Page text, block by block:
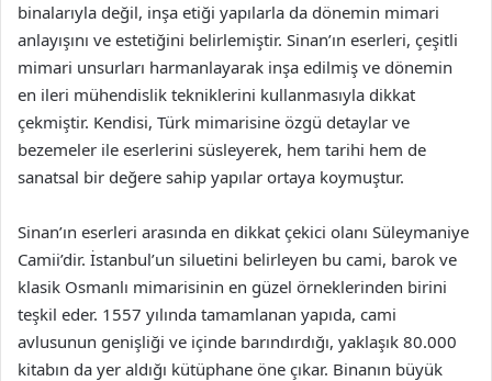
binalarıyla değil, inşa etiği yapılarla da dönemin mimari
anlayışını ve estetiğini belirlemiştir. Sinan’ın eserleri, çeşitli
mimari unsurları harmanlayarak inşa edilmiş ve dönemin
en ileri mühendislik tekniklerini kullanmasıyla dikkat
çekmiştir. Kendisi, Türk mimarisine özgü detaylar ve
bezemeler ile eserlerini süsleyerek, hem tarihi hem de
sanatsal bir değere sahip yapılar ortaya koymuştur.
Sinan’ın eserleri arasında en dikkat çekici olanı Süleymaniye
Camii’dir. İstanbul’un siluetini belirleyen bu cami, barok ve
klasik Osmanlı mimarisinin en güzel örneklerinden birini
teşkil eder. 1557 yılında tamamlanan yapıda, cami
avlusunun genişliği ve içinde barındırdığı, yaklaşık 80.000
kitabın da yer aldığı kütüphane öne çıkar. Binanın büyük